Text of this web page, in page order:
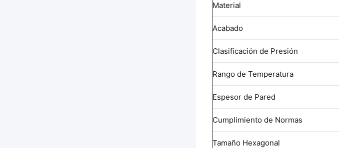
Material
Acabado
Clasificación de Presión
Rango de Temperatura
Espesor de Pared
Cumplimiento de Normas
Tamaño Hexagonal